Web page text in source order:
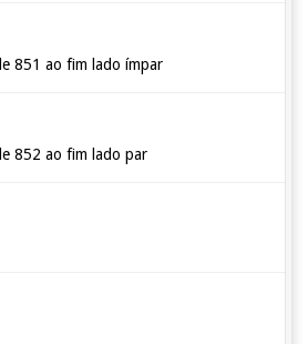
851 ao fim lado ímpar
852 ao fim lado par